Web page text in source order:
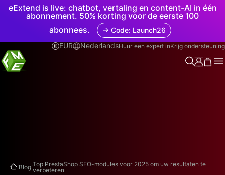
eExtend is live: chatbot, vertaling en content-AI in één
abonnement. 50% korting voor de eerste 100
abonnees.
→ Code: Launch26
EUR
NederlandsHuur een expert inKrijg ondersteuning
.Blog.Top PrestaShop SEO-modules voor 2025 om uw resultaten te
verbeteren